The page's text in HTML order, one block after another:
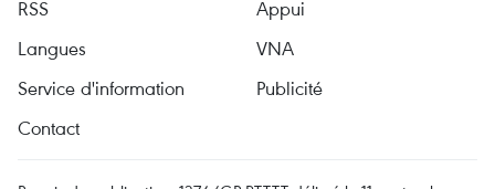
RSS
Appui
Langues
VNA
Service d'information
Publicité
Contact